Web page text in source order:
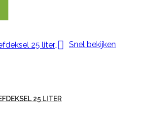
 Snel bekijken
25 LITER